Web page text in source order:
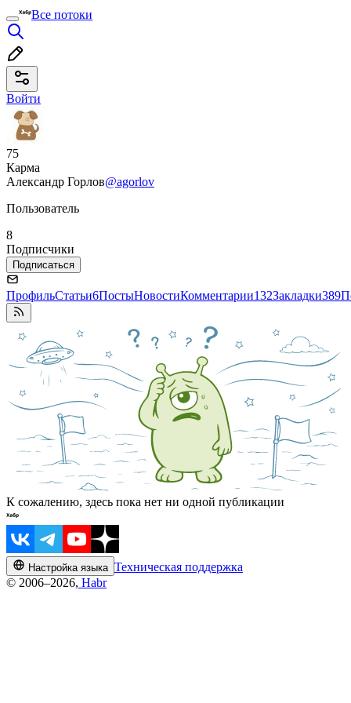
Все потоки
Войти
75
Карма
Александр Горлов@agorlov
Пользователь
8
Подписчики
Подписаться
ПрофильСтатьи6ПостыНовостиКомментарии132Закладки389
К сожалению, здесь пока нет ни одной публикации
Настройка языка Техническая поддержка
© 2006–2026, Habr